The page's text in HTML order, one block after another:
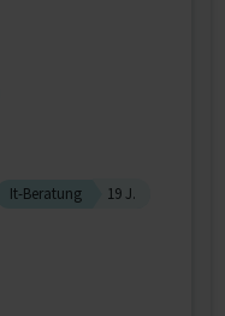
It-Beratung
19 J.